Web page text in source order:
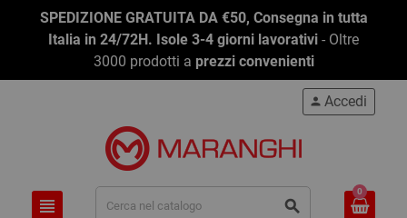
SPEDIZIONE GRATUITA DA €50, Consegna in tutta
Italia in 24/72H. Isole 3-4 giorni lavorativi - Oltre
3000 prodotti a prezzi convenienti
view_headline search
person Accedi
0